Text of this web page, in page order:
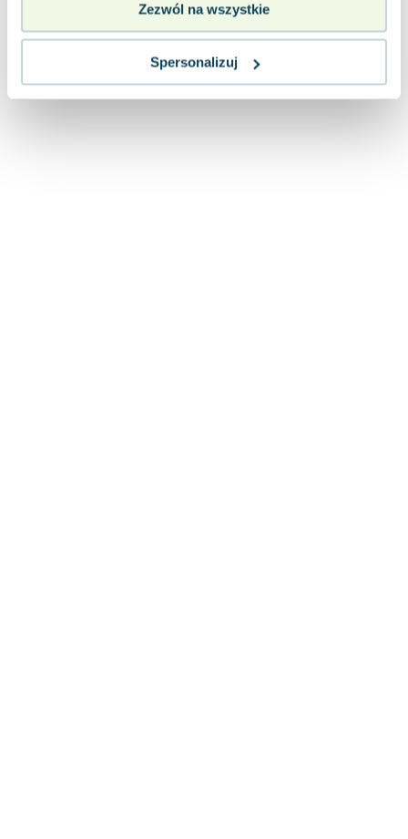
Zezwól na wszystkie
Spersonalizuj